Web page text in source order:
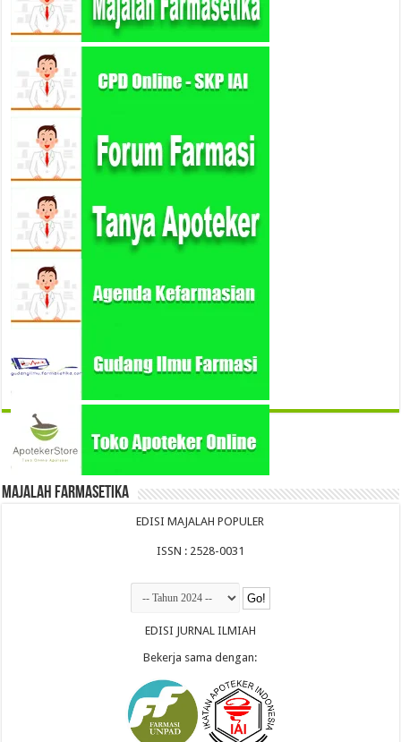
Majalah Farmasetika
EDISI MAJALAH POPULER
ISSN : 2528-0031
EDISI JURNAL ILMIAH
Bekerja sama dengan: